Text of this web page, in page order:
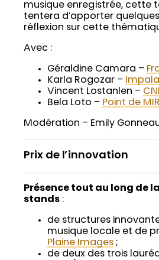
musique enregistrée, cette
tentera d’apporter
réflexion sur cette
Avec :
Géraldine Camara –
Karla Rogozar – Impala
Vincent Lostanlen –
Bela Loto – Point de MIR
Modération – Emily
Prix de l’innovation
Présence tout au long de
stands :
de structures
musique locale et de
Plaine Images ;
de deux des trois